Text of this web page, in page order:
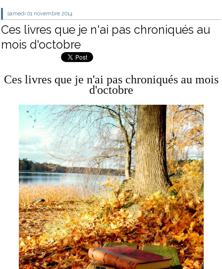
samedi 01 novembre 2014
Ces livres que je n'ai pas chroniqués au
mois d'octobre
Ces livres que je n'ai pas chroniqués au mois
d'octobre